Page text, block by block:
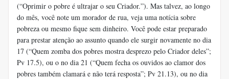
(“Oprimir o pobre é ultrajar o seu Criador.”). Mas talvez, ao longo
do mês, você note um morador de rua, veja uma notícia sobre
pobreza ou mesmo fique sem dinheiro. Você pode estar preparado
para prestar atenção ao assunto quando ele surgir novamente no dia
17 (“Quem zomba dos pobres mostra desprezo pelo Criador deles”;
Pv 17.5), ou o no dia 21 (“Quem fecha os ouvidos ao clamor dos
pobres também clamará e não terá resposta”; Pv 21.13), ou no dia